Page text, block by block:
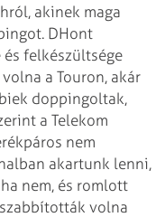
akinek maga
DHont
és felkészültsége
a Touron, akár
doppingoltak,
a Telekom
nem
akartunk lenni,
nem, és romlott
volna